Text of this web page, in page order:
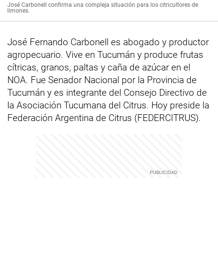
José Carbonell confirma una compleja situación para los citricultores de
limones.
José Fernando Carbonell es abogado y productor
agropecuario. Vive en Tucumán y produce frutas
cítricas, granos, paltas y caña de azúcar en el
NOA. Fue Senador Nacional por la Provincia de
Tucumán y es integrante del Consejo Directivo de
la Asociación Tucumana del Citrus. Hoy preside la
Federación Argentina de Citrus (FEDERCITRUS).